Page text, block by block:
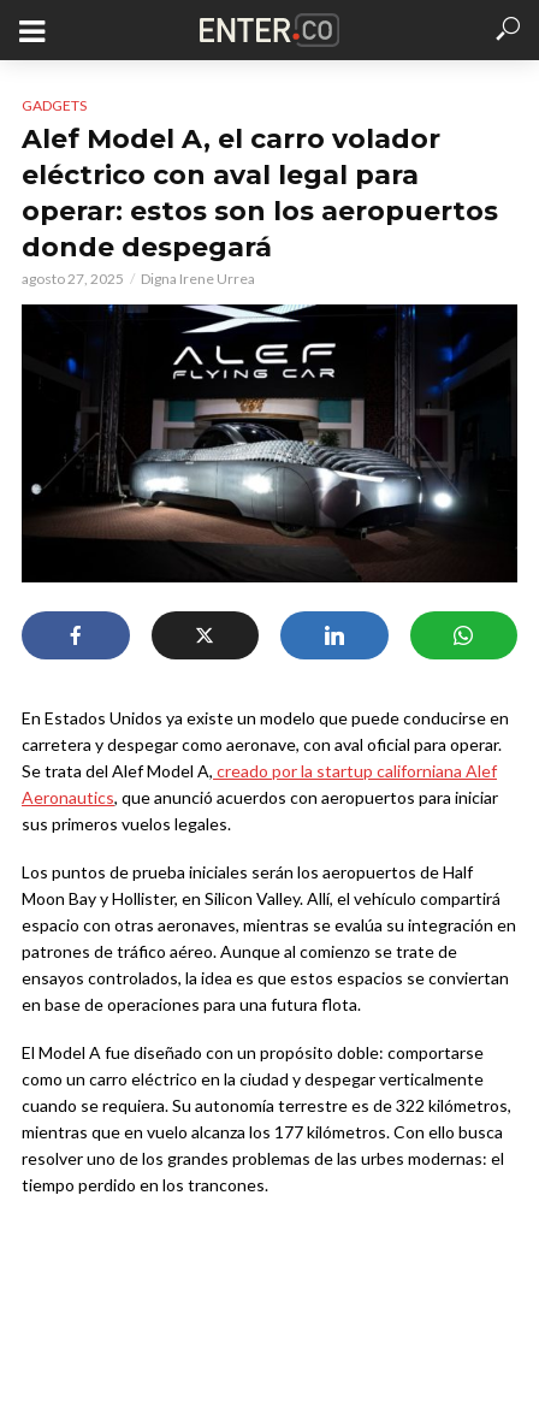
GADGETS
Alef Model A, el carro volador
eléctrico con aval legal para
operar: estos son los aeropuertos
donde despegará
agosto 27, 2025 Digna Irene Urrea
En Estados Unidos ya existe un modelo que puede conducirse en
carretera y despegar como aeronave, con aval oficial para operar.
Se trata del Alef Model A, creado por la startup californiana Alef
Aeronautics, que anunció acuerdos con aeropuertos para iniciar
sus primeros vuelos legales.
Los puntos de prueba iniciales serán los aeropuertos de Half
Moon Bay y Hollister, en Silicon Valley. Allí, el vehículo compartirá
espacio con otras aeronaves, mientras se evalúa su integración en
patrones de tráfico aéreo. Aunque al comienzo se trate de
ensayos controlados, la idea es que estos espacios se conviertan
en base de operaciones para una futura flota.
El Model A fue diseñado con un propósito doble: comportarse
como un carro eléctrico en la ciudad y despegar verticalmente
cuando se requiera. Su autonomía terrestre es de 322 kilómetros,
mientras que en vuelo alcanza los 177 kilómetros. Con ello busca
resolver uno de los grandes problemas de las urbes modernas: el
tiempo perdido en los trancones.